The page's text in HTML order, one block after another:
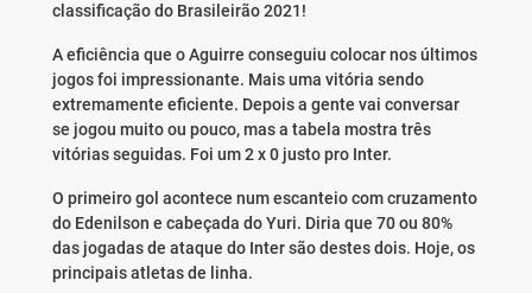
classificação do Brasileirão 2021!
A eficiência que o Aguirre conseguiu colocar nos últimos
jogos foi impressionante. Mais uma vitória sendo
extremamente eficiente. Depois a gente vai conversar
se jogou muito ou pouco, mas a tabela mostra três
vitórias seguidas. Foi um 2 x 0 justo pro Inter.
O primeiro gol acontece num escanteio com cruzamento
do Edenilson e cabeçada do Yuri. Diria que 70 ou 80%
das jogadas de ataque do Inter são destes dois. Hoje, os
principais atletas de linha.